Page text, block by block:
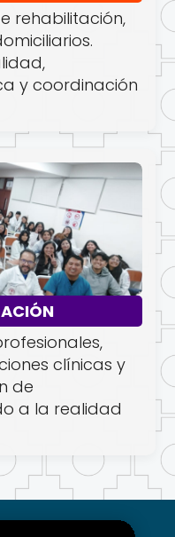
rehabilitación,
y coordinación
clínicas y
de
a la realidad